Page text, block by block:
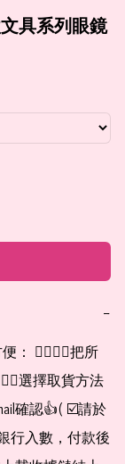
具系列眼鏡
−
👉🏻👉🏻把所
選擇取貨方法
確認👍( ☑️請於
行入數，付款後